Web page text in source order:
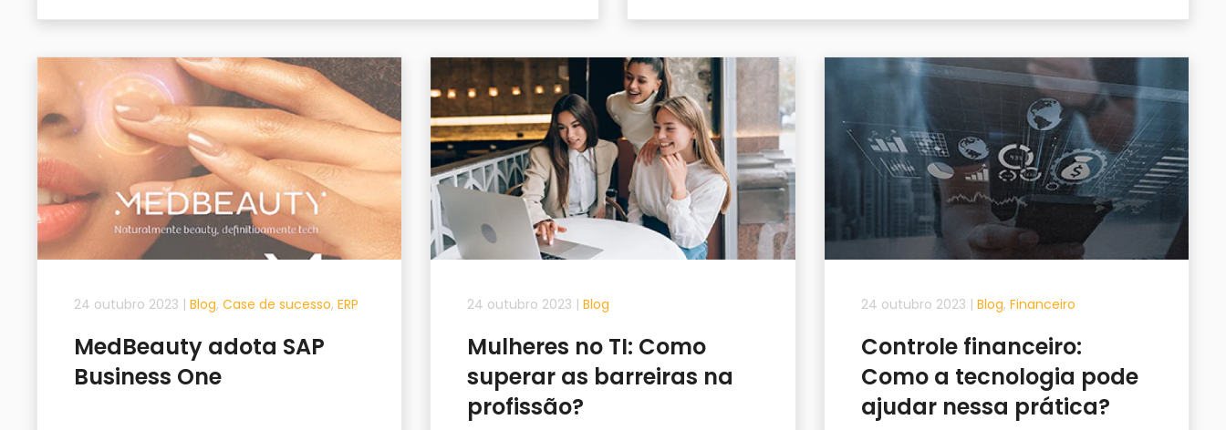
24 outubro 2023 | Blog, Case de sucesso, ERP
MedBeauty adota SAP
Business One
24 outubro 2023 |Blog
Mulheres no TI: Como
superar as barreiras na
profissão?
24 outubro 2023 | Blog, Financeiro
Controle financeiro:
Como a tecnologia pode
ajudar nessa prática?